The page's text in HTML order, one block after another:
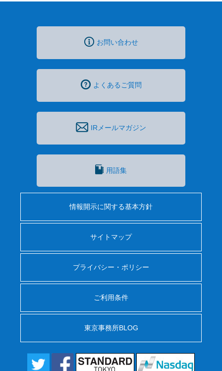
お問い合わせ
よくあるご質問
IRメールマガジン
用語集
情報開示に関する基本方針
サイトマップ
プライバシー・ポリシー
ご利用条件
東京事務所BLOG